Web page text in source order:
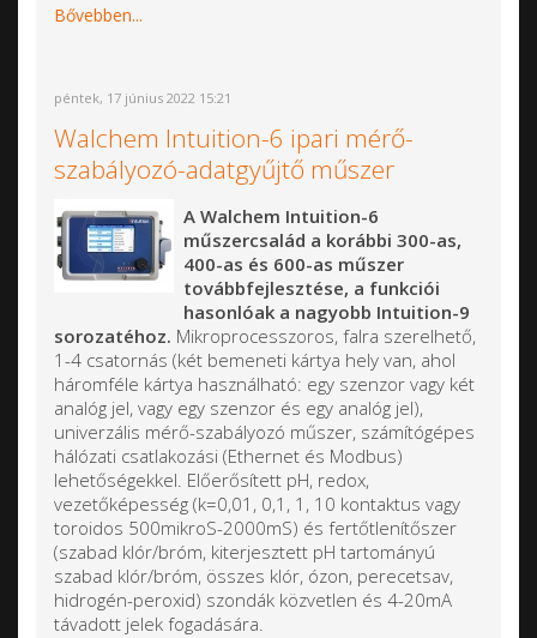
Bővebben...
péntek, 17 június 2022 15:21
Walchem Intuition-6 ipari mérő-
szabályozó-adatgyűjtő műszer
A Walchem Intuition-6
műszercsalád a korábbi 300-as,
400-as és 600-as műszer
továbbfejlesztése, a funkciói
hasonlóak a nagyobb Intuition-9
sorozatéhoz. Mikroprocesszoros, falra szerelhető,
1-4 csatornás (két bemeneti kártya hely van, ahol
háromféle kártya használható: egy szenzor vagy két
analóg jel, vagy egy szenzor és egy analóg jel),
univerzális mérő-szabályozó műszer, számítógépes
hálózati csatlakozási (Ethernet és Modbus)
lehetőségekkel. Előerősített pH, redox,
vezetőképesség (k=0,01, 0,1, 1, 10 kontaktus vagy
toroidos 500mikroS-2000mS) és fertőtlenítőszer
(szabad klór/bróm, kiterjesztett pH tartományú
szabad klór/bróm, összes klór, ózon, perecetsav,
hidrogén-peroxid) szondák közvetlen és 4-20mA
távadott jelek fogadására.